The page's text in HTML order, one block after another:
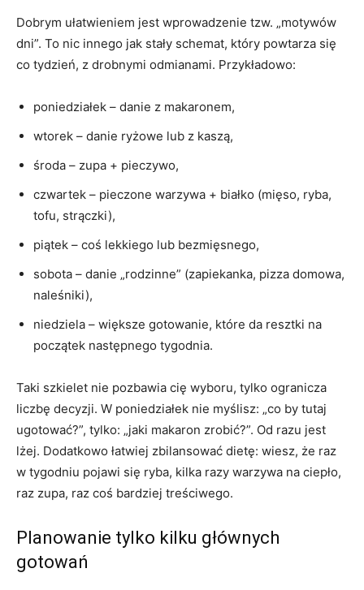
Dobrym ułatwieniem jest wprowadzenie tzw. „motywów
dni”. To nic innego jak stały schemat, który powtarza się
co tydzień, z drobnymi odmianami. Przykładowo:
poniedziałek – danie z makaronem,
wtorek – danie ryżowe lub z kaszą,
środa – zupa + pieczywo,
czwartek – pieczone warzywa + białko (mięso, ryba,
tofu, strączki),
piątek – coś lekkiego lub bezmięsnego,
sobota – danie „rodzinne” (zapiekanka, pizza domowa,
naleśniki),
niedziela – większe gotowanie, które da resztki na
początek następnego tygodnia.
Taki szkielet nie pozbawia cię wyboru, tylko ogranicza
liczbę decyzji. W poniedziałek nie myślisz: „co by tutaj
ugotować?”, tylko: „jaki makaron zrobić?”. Od razu jest
lżej. Dodatkowo łatwiej zbilansować dietę: wiesz, że raz
w tygodniu pojawi się ryba, kilka razy warzywa na ciepło,
raz zupa, raz coś bardziej treściwego.
Planowanie tylko kilku głównych
gotowań